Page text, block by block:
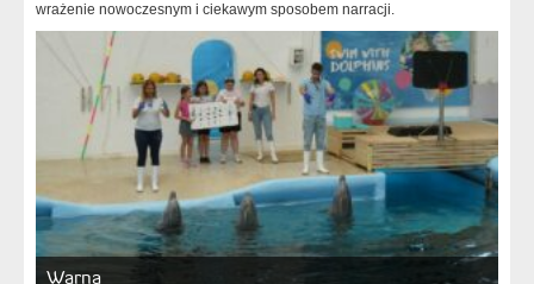
wrażenie nowoczesnym i ciekawym sposobem narracji.
Warna